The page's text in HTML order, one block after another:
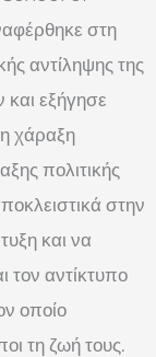
στη
αντίληψης της
εξήγησε
χάραξη
πολιτικής
στην
και να
τον αντίκτυπο
οποίο
τη ζωή τους.